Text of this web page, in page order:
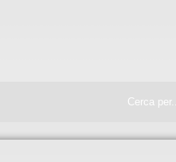
Cerca per...